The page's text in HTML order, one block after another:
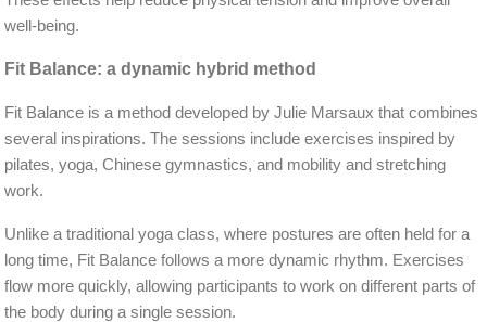
well-being.
Fit Balance: a dynamic hybrid method
Fit Balance is a method developed by Julie Marsaux that combines
several inspirations. The sessions include exercises inspired by
pilates, yoga, Chinese gymnastics, and mobility and stretching
work.
Unlike a traditional yoga class, where postures are often held for a
long time, Fit Balance follows a more dynamic rhythm. Exercises
flow more quickly, allowing participants to work on different parts of
the body during a single session.